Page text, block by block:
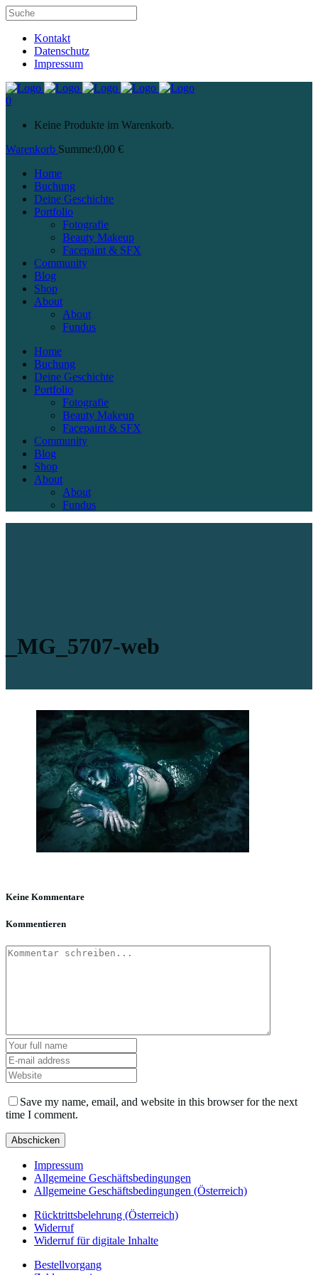
Kontakt
Datenschutz
Impressum
0
Keine Produkte im Warenkorb.
Warenkorb Summe:0,00 €
Home
Buchung
Deine Geschichte
Portfolio
Fotografie
Beauty Makeup
Facepaint & SFX
Community
Blog
Shop
About
About
Fundus
Home
Buchung
Deine Geschichte
Portfolio
Fotografie
Beauty Makeup
Facepaint & SFX
Community
Blog
Shop
About
About
Fundus
_MG_5707-web
Keine Kommentare
Kommentieren
Save my name, email, and website in this browser for the next
time I comment.
Impressum
Allgemeine Geschäftsbedingungen
Allgemeine Geschäftsbedingungen (Österreich)
Rücktrittsbelehrung (Österreich)
Widerruf
Widerruf für digitale Inhalte
Bestellvorgang